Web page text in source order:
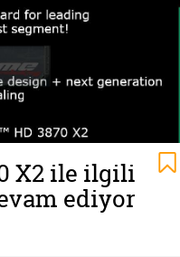
X2 ile ilgili
ediyor